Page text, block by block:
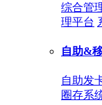
综合管
理平台
自助&
自助发
圈存系